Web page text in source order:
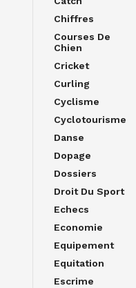
Chiffres
Courses De
Chien
Cricket
Curling
Cyclisme
Cyclotourisme
Danse
Dopage
Dossiers
Droit Du Sport
Echecs
Economie
Equipement
Equitation
Escrime